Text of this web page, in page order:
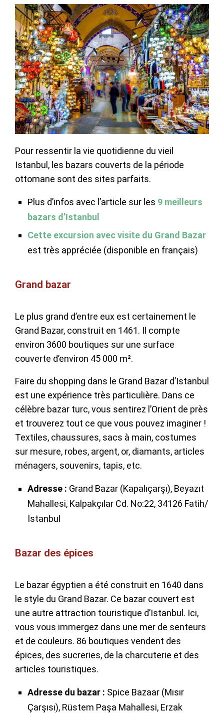
Pour ressentir la vie quotidienne du vieil
Istanbul, les bazars couverts de la période
ottomane sont des sites parfaits.
Plus d’infos avec l’article sur les 9 meilleurs
bazars d’Istanbul
Cette excursion avec visite du Grand Bazar
est très appréciée (disponible en français)
Grand bazar
Le plus grand d’entre eux est certainement le
Grand Bazar, construit en 1461. Il compte
environ 3600 boutiques sur une surface
couverte d’environ 45 000 m².
Faire du shopping dans le Grand Bazar d’Istanbul
est une expérience très particulière. Dans ce
célèbre bazar turc, vous sentirez l’Orient de près
et trouverez tout ce que vous pouvez imaginer !
Textiles, chaussures, sacs à main, costumes
sur mesure, robes, argent, or, diamants, articles
ménagers, souvenirs, tapis, etc.
Adresse : Grand Bazar (Kapalıçarşı), Beyazıt
Mahallesi, Kalpakçılar Cd. No:22, 34126 Fatih/
İstanbul
Bazar des épices
Le bazar égyptien a été construit en 1640 dans
le style du Grand Bazar. Ce bazar couvert est
une autre attraction touristique d’Istanbul. Ici,
vous vous immergez dans une mer de senteurs
et de couleurs. 86 boutiques vendent des
épices, des sucreries, de la charcuterie et des
articles touristiques.
Adresse du bazar : Spice Bazaar (Mısır
Çarşısı), Rüstem Paşa Mahallesi, Erzak